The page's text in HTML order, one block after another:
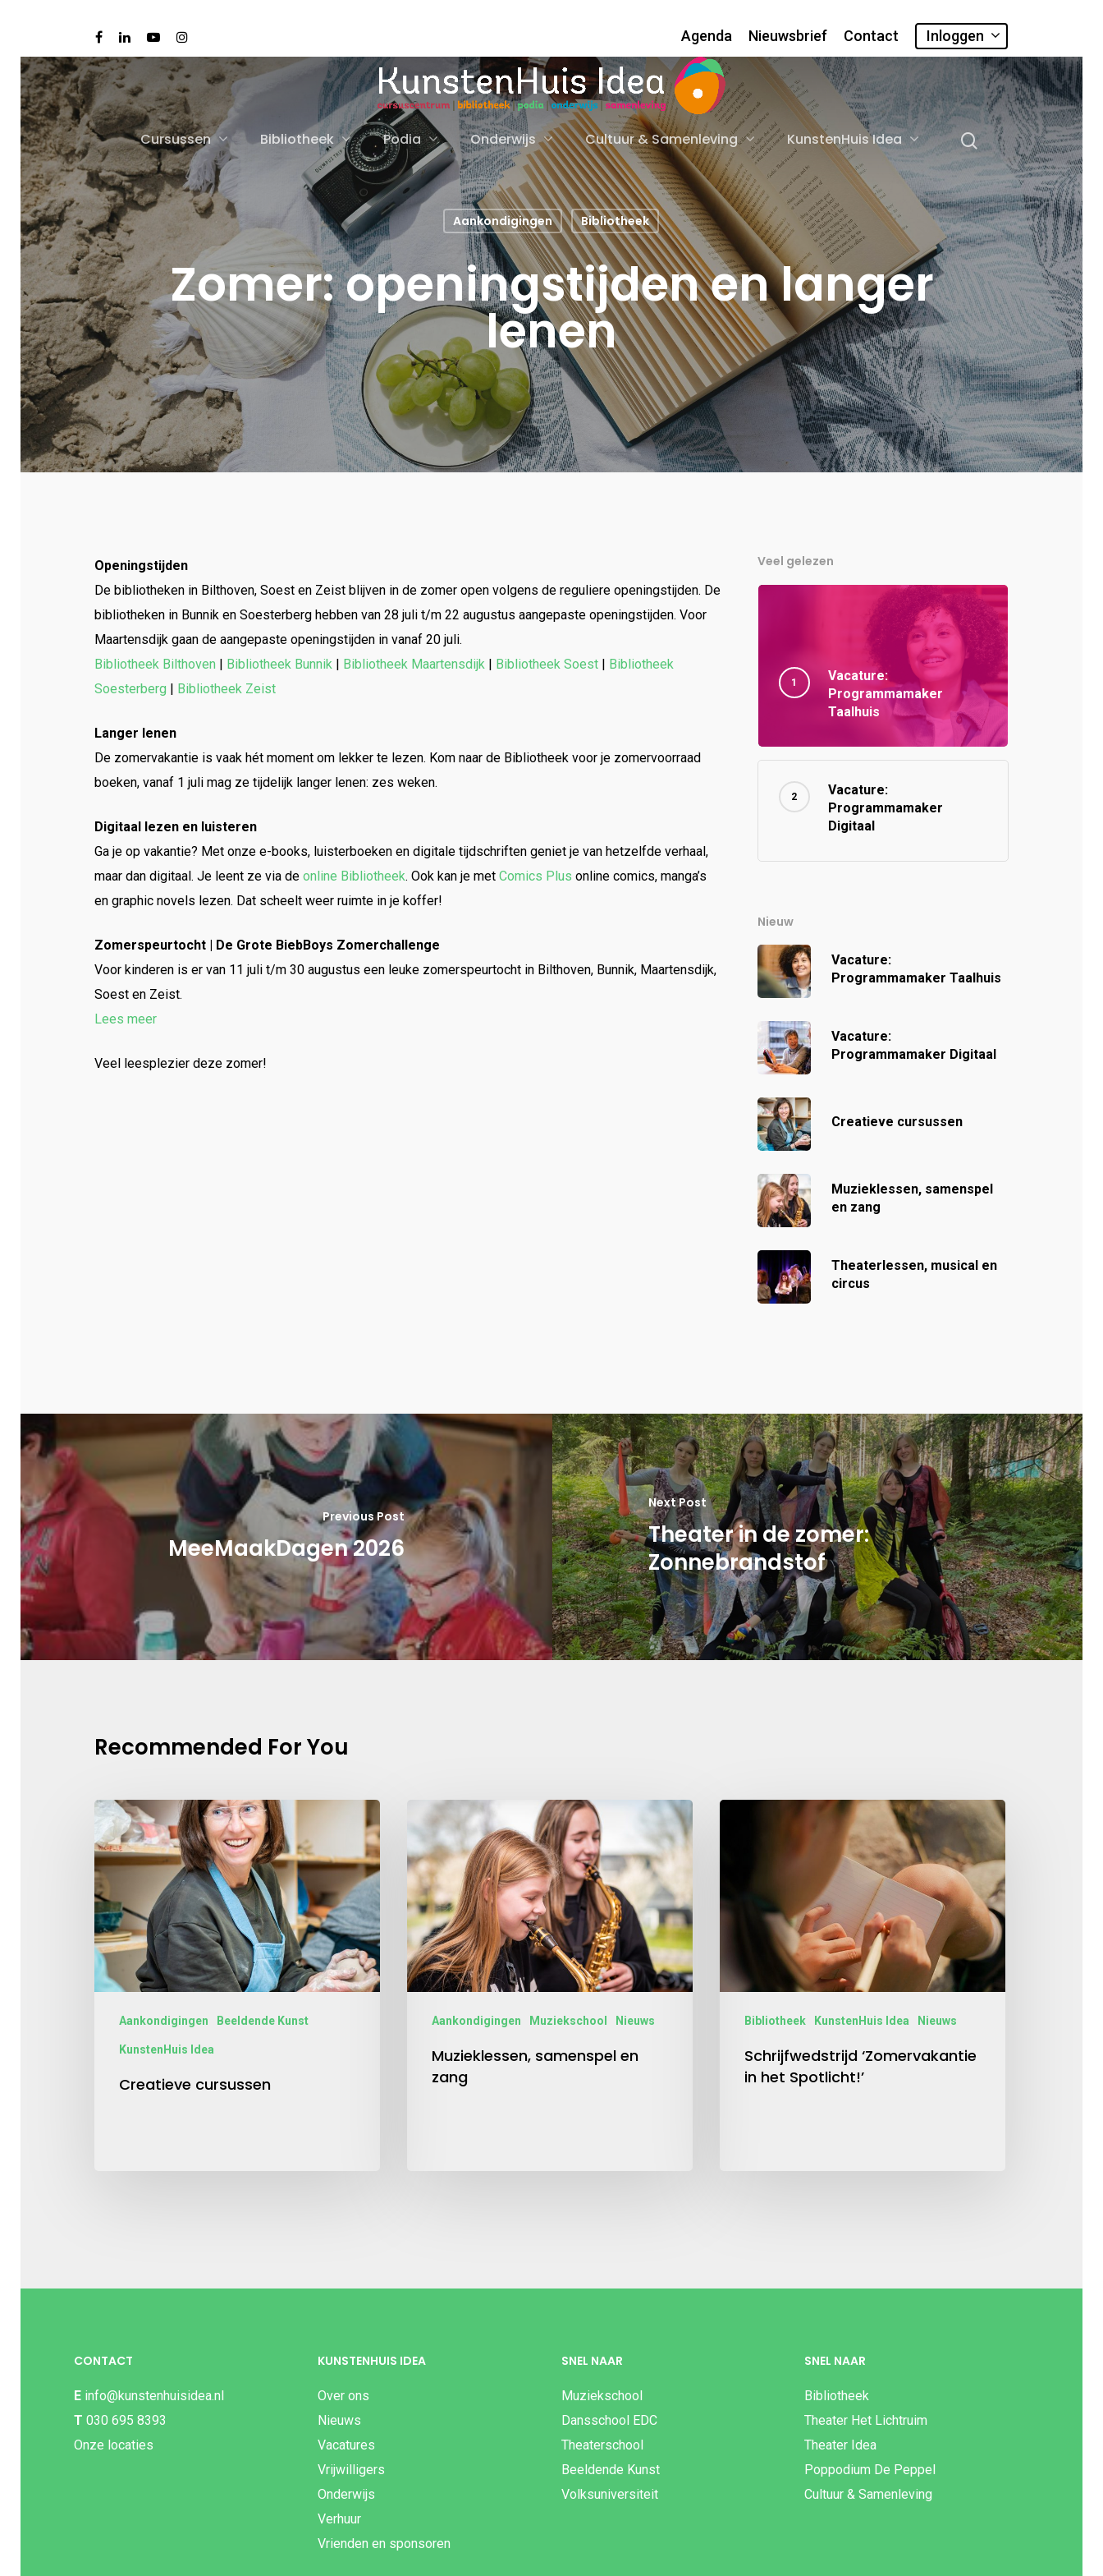
Agenda Nieuwsbrief Contact Inloggen
Druk op Enter om te starten met zoeken of druk op ESC om te sluiten
Cursussen Bibliotheek Podia Onderwijs Cultuur & Samenleving KunstenHuis Idea
Aankondigingen Bibliotheek
Zomer: openingstijden en langer
lenen
Openingstijden
De bibliotheken in Bilthoven, Soest en Zeist blijven in de zomer open volgens de reguliere openingstijden. De
bibliotheken in Bunnik en Soesterberg hebben van 28 juli t/m 22 augustus aangepaste openingstijden. Voor
Maartensdijk gaan de aangepaste openingstijden in vanaf 20 juli.
Bibliotheek Bilthoven | Bibliotheek Bunnik | Bibliotheek Maartensdijk | Bibliotheek Soest | Bibliotheek
Soesterberg | Bibliotheek Zeist
Langer lenen
De zomervakantie is vaak hét moment om lekker te lezen. Kom naar de Bibliotheek voor je zomervoorraad
boeken, vanaf 1 juli mag ze tijdelijk langer lenen: zes weken.
Digitaal lezen en luisteren
Ga je op vakantie? Met onze e-books, luisterboeken en digitale tijdschriften geniet je van hetzelfde verhaal,
maar dan digitaal. Je leent ze via de online Bibliotheek. Ook kan je met Comics Plus online comics, manga’s
en graphic novels lezen. Dat scheelt weer ruimte in je koffer!
Zomerspeurtocht | De Grote BiebBoys Zomerchallenge
Voor kinderen is er van 11 juli t/m 30 augustus een leuke zomerspeurtocht in Bilthoven, Bunnik, Maartensdijk,
Soest en Zeist.
Lees meer
Veel leesplezier deze zomer!
Veel gelezen
Vacature:
Programmamaker
Taalhuis
Vacature:
Programmamaker
Digitaal
Nieuw
Vacature:
Programmamaker Taalhuis
Vacature:
Programmamaker Digitaal
Creatieve cursussen
Muzieklessen, samenspel
en zang
Theaterlessen, musical en
circus
Previous Post
MeeMaakDagen 2026
Next Post
Theater in de zomer:
Zonnebrandstof
Recommended For You
Aankondigingen Beeldende Kunst
KunstenHuis Idea
Creatieve cursussen
Aankondigingen Muziekschool Nieuws
Muzieklessen, samenspel en
zang
Bibliotheek KunstenHuis Idea Nieuws
Schrijfwedstrijd ‘Zomervakantie
in het Spotlicht!’
CONTACT
E info@kunstenhuisidea.nl
T 030 695 8393
Onze locaties
KUNSTENHUIS IDEA
Over ons
Nieuws
Vacatures
Vrijwilligers
Onderwijs
Verhuur
Vrienden en sponsoren
SNEL NAAR
Muziekschool
Dansschool EDC
Theaterschool
Beeldende Kunst
Volksuniversiteit
SNEL NAAR
Bibliotheek
Theater Het Lichtruim
Theater Idea
Poppodium De Peppel
Cultuur & Samenleving